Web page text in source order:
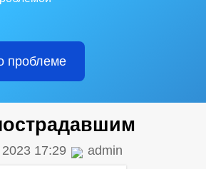
проблеме
17:29 admin